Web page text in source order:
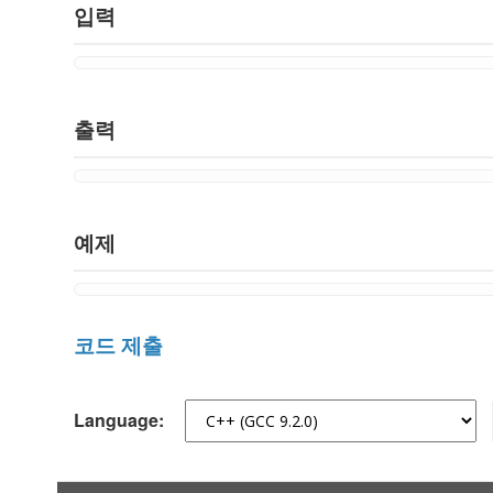
입력
출력
예제
코드 제출
Language: